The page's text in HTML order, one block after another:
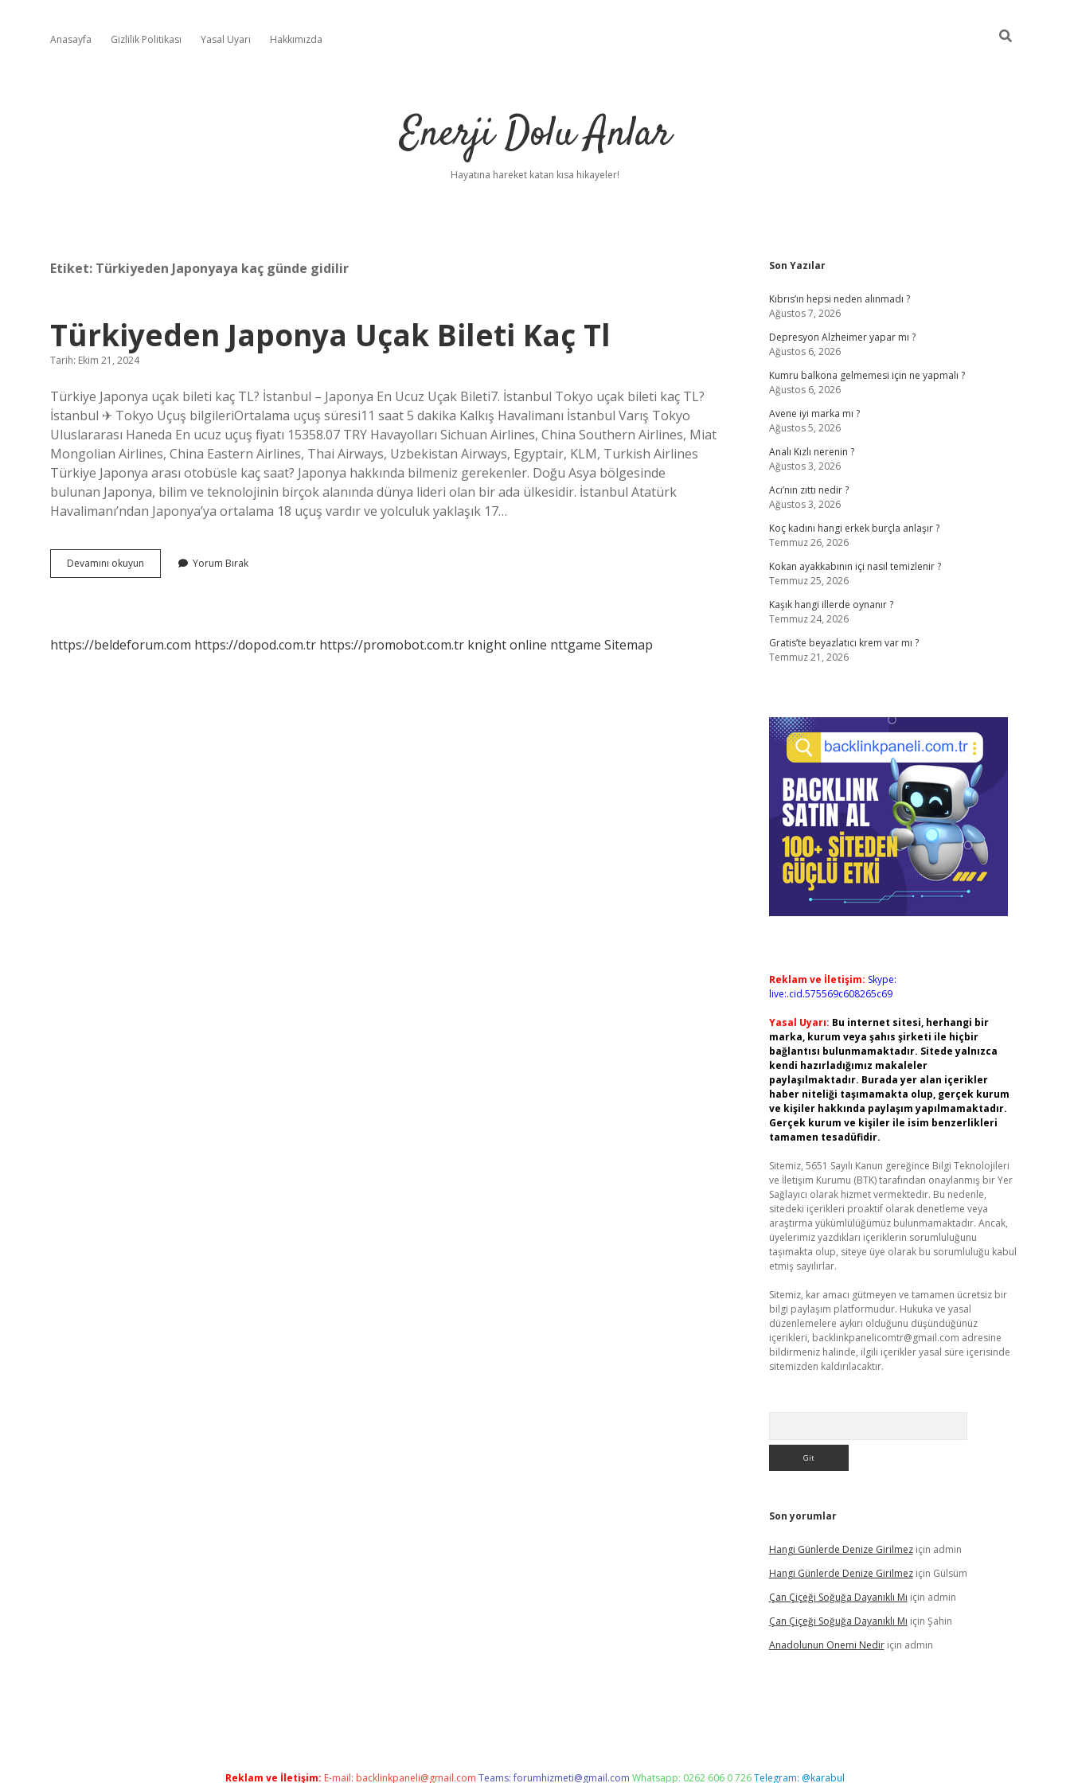
Anasayfa Gizlilik Politikası Yasal Uyarı Hakkımızda
Enerji Dolu Anlar
Hayatına hareket katan kısa hikayeler!
Etiket: Türkiyeden Japonyaya kaç günde gidilir
Türkiyeden Japonya Uçak Bileti Kaç Tl
Tarih: Ekim 21, 2024
Türkiye Japonya uçak bileti kaç TL? İstanbul – Japonya En Ucuz Uçak Bileti7. İstanbul Tokyo uçak bileti kaç TL?
İstanbul ✈ Tokyo Uçuş bilgileriOrtalama uçuş süresi11 saat 5 dakika Kalkış Havalimanı İstanbul Varış Tokyo
Uluslararası Haneda En ucuz uçuş fiyatı 15358.07 TRY Havayolları Sichuan Airlines, China Southern Airlines, Miat
Mongolian Airlines, China Eastern Airlines, Thai Airways, Uzbekistan Airways, Egyptair, KLM, Turkish Airlines
Türkiye Japonya arası otobüsle kaç saat? Japonya hakkında bilmeniz gerekenler. Doğu Asya bölgesinde
bulunan Japonya, bilim ve teknolojinin birçok alanında dünya lideri olan bir ada ülkesidir. İstanbul Atatürk
Havalimanı’ndan Japonya’ya ortalama 18 uçuş vardır ve yolculuk yaklaşık 17…
Devamını okuyun Türkiyeden
Japonya
Yorum Bırak
https://beldeforum.com https://dopod.com.tr https://promobot.com.tr knight online nttgame Sitemap
Sidebar
Son Yazılar
Kıbrıs’ın hepsi neden alınmadı ?
Ağustos 7, 2026
Depresyon Alzheimer yapar mı ?
Ağustos 6, 2026
Kumru balkona gelmemesi için ne yapmalı ?
Ağustos 6, 2026
Avene iyi marka mı ?
Ağustos 5, 2026
Analı Kızlı nerenin ?
Ağustos 3, 2026
Acı’nın zıttı nedir ?
Ağustos 3, 2026
Koç kadını hangi erkek burçla anlaşır ?
Temmuz 26, 2026
Kokan ayakkabının içi nasıl temizlenir ?
Temmuz 25, 2026
Kaşık hangi illerde oynanır ?
Temmuz 24, 2026
Gratis’te beyazlatıcı krem var mı ?
Temmuz 21, 2026
Reklam ve İletişim: Skype:
live:.cid.575569c608265c69
Yasal Uyarı: Bu internet sitesi, herhangi bir
marka, kurum veya şahıs şirketi ile hiçbir
bağlantısı bulunmamaktadır. Sitede yalnızca
kendi hazırladığımız makaleler
paylaşılmaktadır. Burada yer alan içerikler
haber niteliği taşımamakta olup, gerçek kurum
ve kişiler hakkında paylaşım yapılmamaktadır.
Gerçek kurum ve kişiler ile isim benzerlikleri
tamamen tesadüfidir.
Sitemiz, 5651 Sayılı Kanun gereğince Bilgi Teknolojileri
ve İletişim Kurumu (BTK) tarafından onaylanmış bir Yer
Sağlayıcı olarak hizmet vermektedir. Bu nedenle,
sitedeki içerikleri proaktif olarak denetleme veya
araştırma yükümlülüğümüz bulunmamaktadır. Ancak,
üyelerimiz yazdıkları içeriklerin sorumluluğunu
taşımakta olup, siteye üye olarak bu sorumluluğu kabul
etmiş sayılırlar.
Sitemiz, kar amacı gütmeyen ve tamamen ücretsiz bir
bilgi paylaşım platformudur. Hukuka ve yasal
düzenlemelere aykırı olduğunu düşündüğünüz
içerikleri, backlinkpanelicomtr@gmail.com adresine
bildirmeniz halinde, ilgili içerikler yasal süre içerisinde
sitemizden kaldırılacaktır.
Son yorumlar
Hangi Günlerde Denize Girilmeziçin admin
Hangi Günlerde Denize Girilmeziçin Gülsüm
Çan Çiçeği Soğuğa Dayanıklı Mı için admin
Çan Çiçeği Soğuğa Dayanıklı Mı için Şahin
Anadolunun Onemi Nediriçin admin
Reklam ve İletişim: E-mail: backlinkpaneli@gmail.com Teams:forumhizmeti@gmail.com Whatsapp: 0262 606 0 726Telegram: @karabul